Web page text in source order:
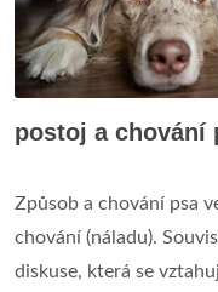
postoj a chování
Způsob a chování psa
chování (náladu).
diskuse, která se